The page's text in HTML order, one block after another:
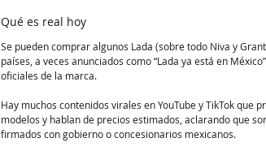
Qué es real hoy
Se pueden comprar algunos Lada (sobre todo Niva y
países, a veces anunciados como “Lada ya está en
oficiales de la marca.​​
Hay muchos contenidos virales en YouTube y TikTok que
modelos y hablan de precios estimados, aclarando que
firmados con gobierno o concesionarios mexicanos.​